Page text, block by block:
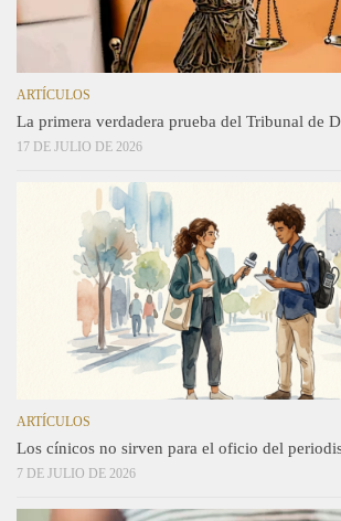
ARTÍCULOS
La primera verdadera prueba del Tribunal de
17 DE JULIO DE 2026
ARTÍCULOS
Los cínicos no sirven para el oficio del
7 DE JULIO DE 2026